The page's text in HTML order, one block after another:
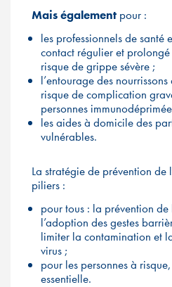
Mais également pour :
les professionnels de santé
contact régulier et prolongé
risque de grippe sévère ;
l’entourage des
risque de complication
personnes
les aides à domicile des
vulnérables.
La stratégie de prévention
piliers :
pour tous : la prévention
l’adoption des gestes
limiter la contamination et
virus ;
pour les personnes à
essentielle.